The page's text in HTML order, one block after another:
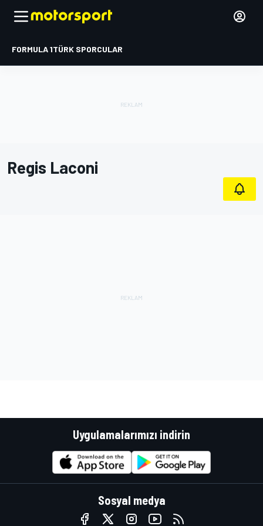
FORMULA 1TÜRK SPORCULAR
Regis Laconi
Uygulamalarımızı indirin
Sosyal medya